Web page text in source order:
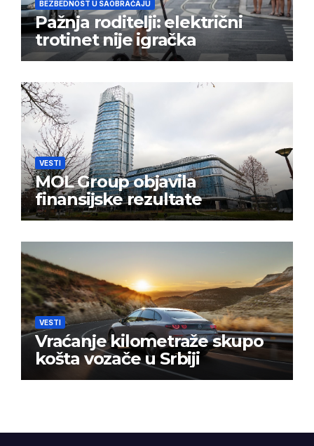
BEZBEDNOST U SAOBRAĆAJU
Pažnja roditelji: električni
trotinet nije igračka
VESTI
MOL Group objavila
finansijske rezultate
VESTI
Vraćanje kilometraže skupo
košta vozače u Srbiji